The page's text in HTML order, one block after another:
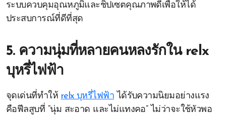
ระบบควบคุมอุณหภูมิและชิปเซตคุณภาพดีเพื่อให้ได้
ประสบการณ์ที่ดีที่สุด
5. ความนุ่มที่หลายคนหลงรักใน relx
บุหรี่ไฟฟ้า
จุดเด่นที่ทำให้ relx บุหรี่ไฟฟ้า ได้รับความนิยมอย่างแรง
คือฟีลสูบที่ “นุ่ม สะอาด และไม่แทงคอ” ไม่ว่าจะใช้หัวพอ